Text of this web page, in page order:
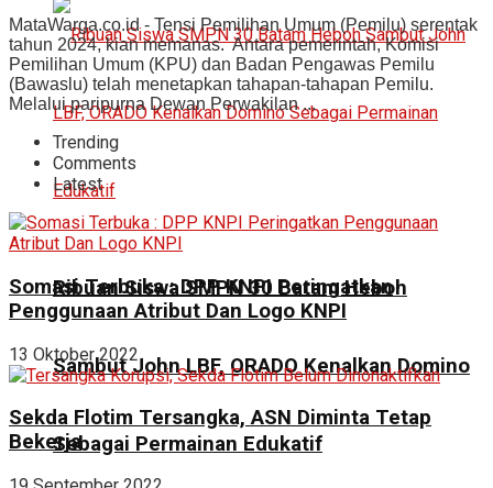
Ribuan Siswa SMPN 30 Batam Heboh
Sambut John LBF, ORADO Kenalkan Domino
Sebagai Permainan Edukatif
MataWarga.co.id - Tensi Pemilihan Umum (Pemilu) serentak
tahun 2024, kian memanas. Antara pemerintah, Komisi
Pemilihan Umum (KPU) dan Badan Pengawas Pemilu
(Bawaslu) telah menetapkan tahapan-tahapan Pemilu.
Melalui paripurna Dewan Perwakilan ...
Trending
Comments
Latest
Somasi Terbuka : DPP KNPI Peringatkan
Penggunaan Atribut Dan Logo KNPI
13 Oktober 2022
Sekda Flotim Tersangka, ASN Diminta Tetap
Bekerja